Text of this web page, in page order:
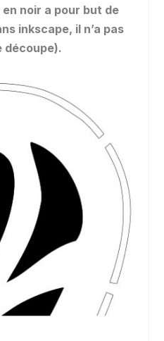
en noir a pour but de
inkscape, il n’a pas
découpe).